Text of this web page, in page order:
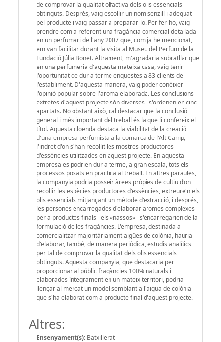
de comprovar la qualitat olfactiva dels olis essencials
obtinguts. Després, vaig escollir un nom senzill i adequat
pel producte i vaig passar a preparar-lo. Per fer-ho, vaig
prendre com a referent una fragància comercial detallada
en un perfumari de l'any 2007 que, com ja he mencionat,
em van facilitar durant la visita al Museu del Perfum de la
Fundació Júlia Bonet. Altrament, m'agradaria subratllar que
en una perfumeria d'aquesta mateixa casa, vaig tenir
l'oportunitat de dur a terme enquestes a 83 clients de
l'establiment. D'aquesta manera, vaig poder conèixer
l'opinió popular sobre l'aroma elaborada. Les conclusions
extretes d'aquest projecte són diverses i s'ordenen en cinc
apartats. No obstant això, cal destacar que la conclusió
general i més important del treball és la que li confereix el
títol. Aquesta cloenda destaca la viabilitat de la creació
d'una empresa perfumista a la comarca de l'Alt Camp,
l'indret d'on s'han recollit les mostres productores
d'essències utilitzades en aquest projecte. En aquesta
empresa es podrien dur a terme, a gran escala, tots els
processos posats en pràctica al treball. En altres paraules,
la companyia podria posseir àrees pròpies de cultiu d'on
recollir les espècies productores d'essències, extreure'n els
olis essencials mitjançant un mètode d'extracció, i després,
les persones encarregades d'elaborar aromes complexes
per a productes finals –els «nassos»– s'encarregarien de la
formulació de les fragàncies. L'empresa, destinada a
comercialitzar majoritàriament aigües de colònia, hauria
d'elaborar, també, de manera periòdica, estudis analítics
per tal de comprovar la qualitat dels olis essencials
obtinguts. Aquesta companyia, que destacaria per
proporcionar al públic fragàncies 100% naturals i
elaborades íntegrament en un mateix territori, podria
llençar al mercat un model semblant a l'aigua de colònia
que s'ha elaborat com a producte final d'aquest projecte.
Altres:
Ensenyament(s): Batxillerat